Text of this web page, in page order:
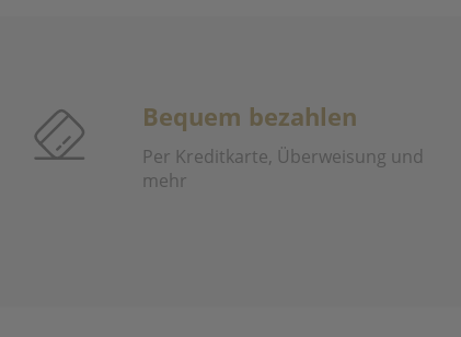
Bequem bezahlen
Per Kreditkarte, Überweisung und
mehr